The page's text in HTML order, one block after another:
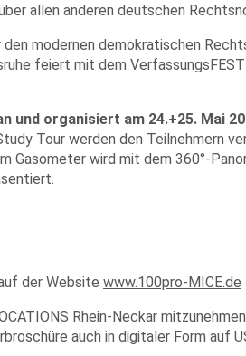
allen anderen deutschen
modernen demokratischen
feiert mit dem
und organisiert am 24.+25. Mai
Tour werden den Teilnehmern
wird mit dem 360°-
der Website www.100pro-MICE.de
Rhein-Neckar
auch in digitaler Form auf